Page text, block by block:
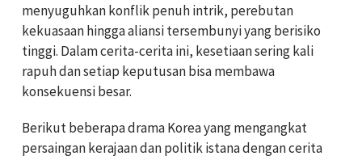
menyuguhkan konflik penuh intrik, perebutan
kekuasaan hingga aliansi tersembunyi yang berisiko
tinggi. Dalam cerita-cerita ini, kesetiaan sering kali
rapuh dan setiap keputusan bisa membawa
konsekuensi besar.
Berikut beberapa drama Korea yang mengangkat
persaingan kerajaan dan politik istana dengan cerita